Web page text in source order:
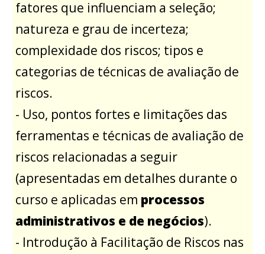
fatores que influenciam a seleção;
natureza e grau de incerteza;
complexidade dos riscos; tipos e
categorias de técnicas de avaliação de
riscos.
- Uso, pontos fortes e limitações das
ferramentas e técnicas de avaliação de
riscos relacionadas a seguir
(apresentadas em detalhes durante o
curso e aplicadas em processos
administrativos e de negócios).
- Introdução à Facilitação de Riscos nas